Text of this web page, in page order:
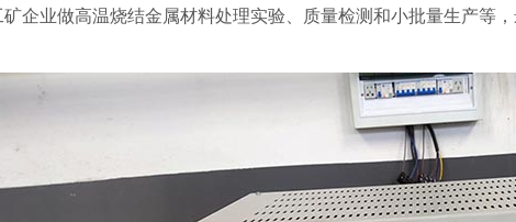
企业做高温烧结金属材料处理实验、质量检测和小批量生产等